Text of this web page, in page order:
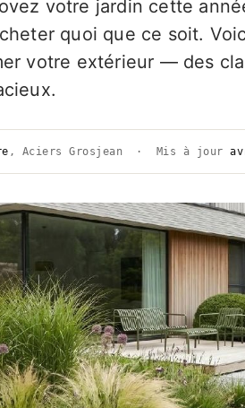
votre jardin cette
quoi que ce soit.
votre extérieur — des
, Aciers Grosjean · Mis à jour